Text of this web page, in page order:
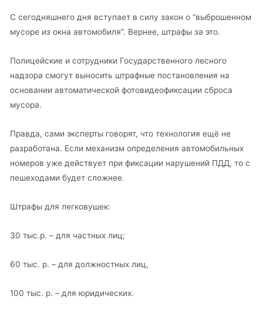
С сегодняшнего дня вступает в силу закон о “выброшенном
мусоре из окна автомобиля”. Вернее, штрафы за это.
Полицейские и сотрудники Государственного лесного
надзора смогут выносить штрафные постановления на
основании автоматической фотовидеофиксации сброса
мусора.
Правда, сами эксперты говорят, что технология ещё не
разработана. Если механизм определения автомобильных
номеров уже действует при фиксации нарушений ПДД, то с
пешеходами будет сложнее.
Штрафы для легковушек:
30 тыс.р. – для частных лиц;
60 тыс. р. – для должностных лиц,
100 тыс. р. – для юридических.